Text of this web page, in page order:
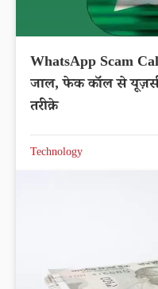
WhatsApp Scam
जाल, फेक कॉल से
तरीक़े
Technology